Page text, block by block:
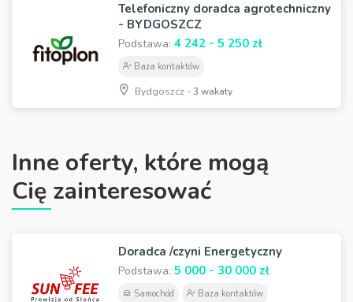
Telefoniczny doradca agrotechniczny
- BYDGOSZCZ
Podstawa: 4 242 - 5 250 zł
Baza kontaktów
Bydgoszcz -3 wakaty
Inne oferty, które mogą
Cię zainteresować
Doradca /czyni Energetyczny
Podstawa: 5 000 - 30 000 zł
Samochód Baza kontaktów